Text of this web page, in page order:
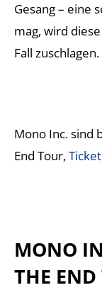
Gesang – eine
mag, wird
Fall zuschlagen.
Mono Inc. sind
End Tour,
MONO
THE